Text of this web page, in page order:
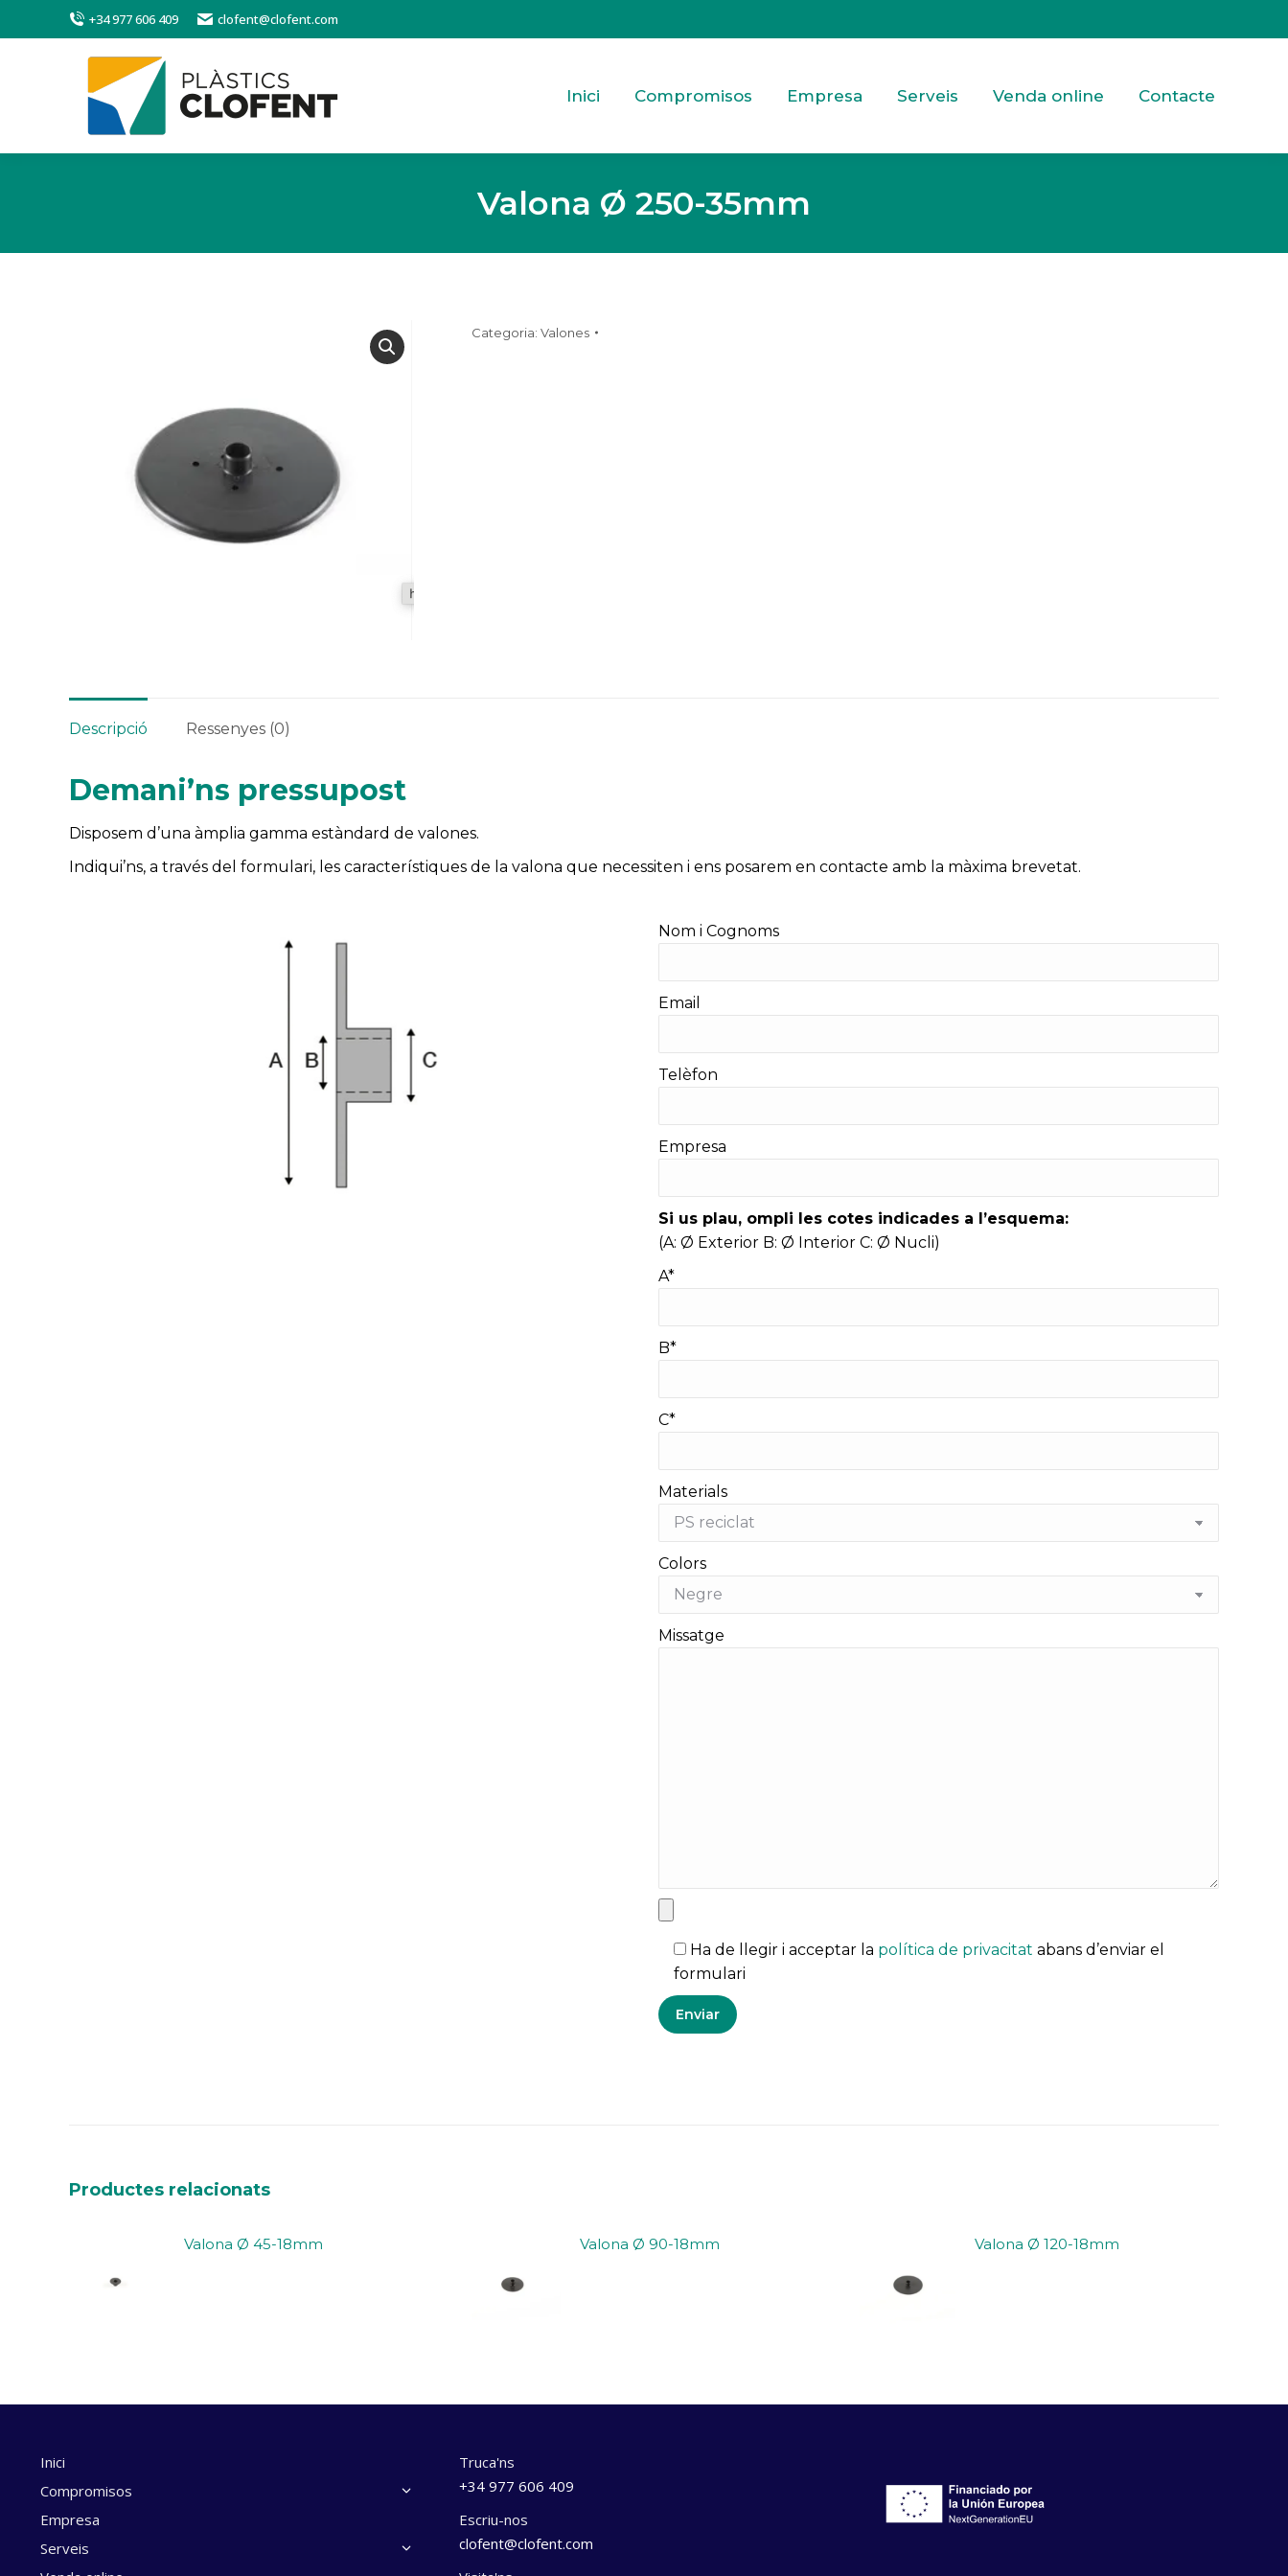
+34 977 606 409 clofent@clofent.com
Inici Compromisos Empresa Serveis Venda online Contacte
Valona Ø 250-35mm
Categoria: Valones
Descripció Ressenyes (0)
Demani’ns pressupost
Disposem d’una àmplia gamma estàndard de valones.
Indiqui’ns, a través del formulari, les característiques de la valona que necessiten i ens posarem en contacte amb la màxima brevetat.
Nom i Cognoms
Email
Telèfon
Empresa
Si us plau, ompli les cotes indicades a l’esquema:
(A: Ø Exterior B: Ø Interior C: Ø Nucli)
A*
B*
C*
Materials
Colors
Missatge
Ha de llegir i acceptar la política de privacitat abans d’enviar el
formulari
Productes relacionats
Valona Ø 45-18mm Valona Ø 90-18mm Valona Ø 120-18mm
Inici
Compromisos
Empresa
Serveis
Truca'ns
+34 977 606 409
Escriu-nos
clofent@clofent.com